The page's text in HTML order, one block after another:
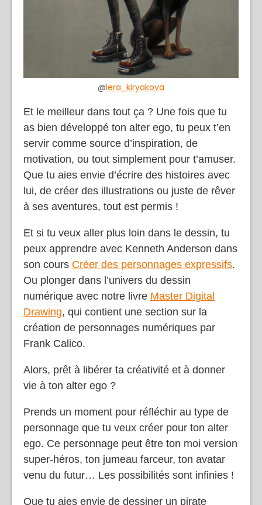
@lera_kiryakova
Et le meilleur dans tout ça ? Une fois que tu
as bien développé ton alter ego, tu peux t’en
servir comme source d’inspiration, de
motivation, ou tout simplement pour t’amuser.
Que tu aies envie d’écrire des histoires avec
lui, de créer des illustrations ou juste de rêver
à ses aventures, tout est permis !
Et si tu veux aller plus loin dans le dessin, tu
peux apprendre avec Kenneth Anderson dans
son cours Créer des personnages expressifs.
Ou plonger dans l’univers du dessin
numérique avec notre livre Master Digital
Drawing, qui contient une section sur la
création de personnages numériques par
Frank Calico.
Alors, prêt à libérer ta créativité et à donner
vie à ton alter ego ?
Prends un moment pour réfléchir au type de
personnage que tu veux créer pour ton alter
ego. Ce personnage peut être ton moi version
super-héros, ton jumeau farceur, ton avatar
venu du futur… Les possibilités sont infinies !
Que tu aies envie de dessiner un pirate